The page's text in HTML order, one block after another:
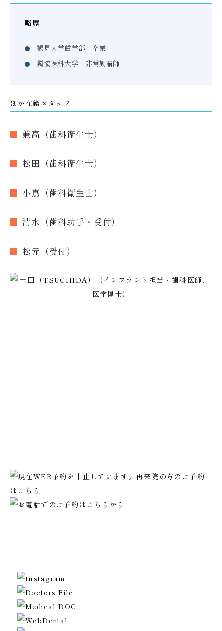
略歴
鶴見大学歯学部 卒業
獨協医科大学 非常勤講師
ほか在籍スタッフ
兼高（歯科衛生士）
松田（歯科衛生士）
小嶌（歯科衛生士）
清水（歯科助手・受付）
松元（受付）